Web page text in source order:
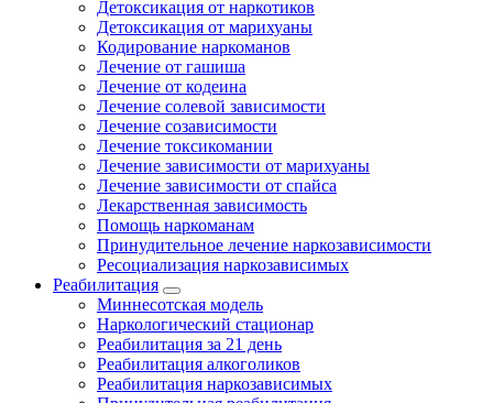
Детоксикация от наркотиков
Детоксикация от марихуаны
Кодирование наркоманов
Лечение от гашиша
Лечение от кодеина
Лечение солевой зависимости
Лечение созависимости
Лечение токсикомании
Лечение зависимости от марихуаны
Лечение зависимости от спайса
Лекарственная зависимость
Помощь наркоманам
Принудительное лечение наркозависимости
Ресоциализация наркозависимых
Реабилитация
Миннесотская модель
Наркологический стационар
Реабилитация за 21 день
Реабилитация алкоголиков
Реабилитация наркозависимых